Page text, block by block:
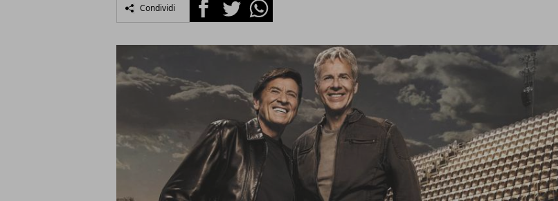
Condividi